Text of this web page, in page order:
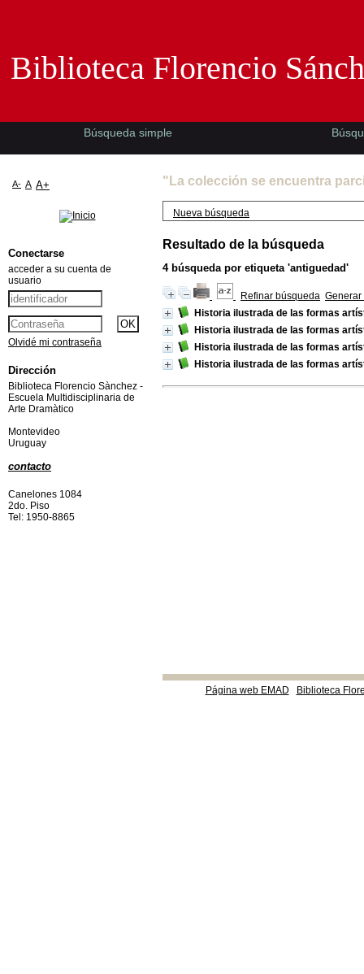
"La colección se encuentra
Nueva búsqueda
Resultado de la búsqueda
4búsqueda por etiqueta 'antiguedad'
Refinar búsqueda Generar
Historia ilustrada de las formas
Historia ilustrada de las formas
Historia ilustrada de las formas
Historia ilustrada de las formas
Página web EMAD Biblioteca
Biblioteca Florencio
Búsqueda simple
A- A A+
Conectarse
acceder a su cuenta de
usuario
Olvidé mi contraseña
Dirección
Biblioteca Florencio Sànchez -
Escuela Multidisciplinaria de
Arte Dramàtico
Montevideo
Uruguay
contacto
Canelones 1084
2do. Piso
Tel: 1950-8865